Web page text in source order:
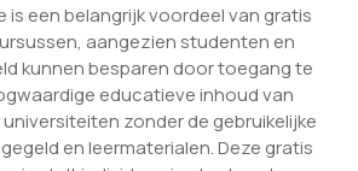
een belangrijk voordeel van gratis
aangezien studenten en
kunnen besparen door toegang te
educatieve inhoud van
zonder de gebruikelijke
en leermaterialen. Deze gratis